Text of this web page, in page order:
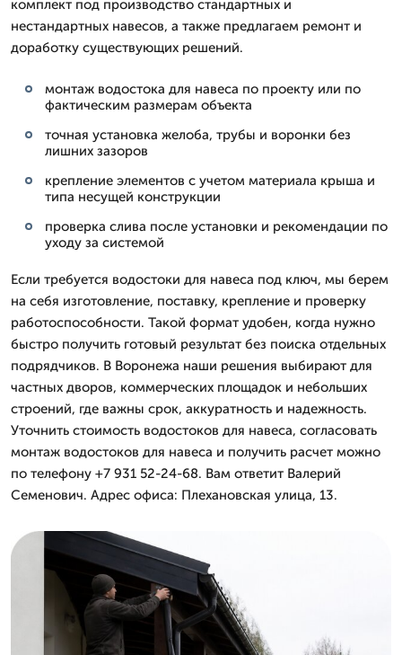
комплект под производство стандартных и
нестандартных навесов, а также предлагаем ремонт и
доработку существующих решений.
монтаж водостока для навеса по проекту или по
фактическим размерам объекта
точная установка желоба, трубы и воронки без
лишних зазоров
крепление элементов с учетом материала крыша и
типа несущей конструкции
проверка слива после установки и рекомендации по
уходу за системой
Если требуется водостоки для навеса под ключ, мы берем
на себя изготовление, поставку, крепление и проверку
работоспособности. Такой формат удобен, когда нужно
быстро получить готовый результат без поиска отдельных
подрядчиков. В Воронежа наши решения выбирают для
частных дворов, коммерческих площадок и небольших
строений, где важны срок, аккуратность и надежность.
Уточнить стоимость водостоков для навеса, согласовать
монтаж водостоков для навеса и получить расчет можно
по телефону +7 931 52-24-68. Вам ответит Валерий
Семенович. Адрес офиса: Плехановская улица, 13.